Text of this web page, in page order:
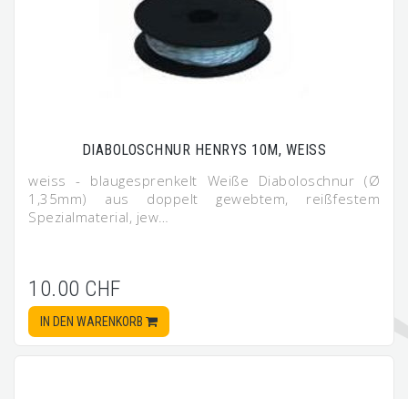
DIABOLOSCHNUR HENRYS 10M, WEISS
weiss - blaugesprenkelt Weiße Diaboloschnur (Ø
1,35mm) aus doppelt gewebtem, reißfestem
Spezialmaterial, jew…
10.00 CHF
IN DEN WARENKORB